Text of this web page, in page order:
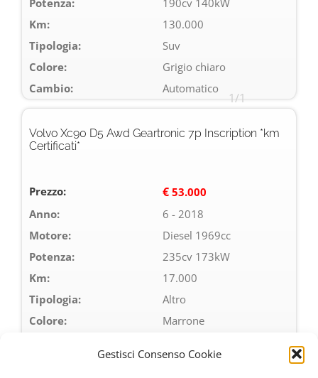
Gestisci Consenso Cookie
Km:
130.000
Tipologia:
Suv
Colore:
Grigio chiaro
Cambio:
Automatico
1/1
Volvo Xc90 D5 Awd Geartronic 7p Inscription *km
Certificati*
Prezzo: € 53.000
Anno:
6 - 2018
Motore:
Diesel 1969cc
Potenza:
235cv 173kW
Km:
17.000
Tipologia:
Altro
Colore:
Marrone